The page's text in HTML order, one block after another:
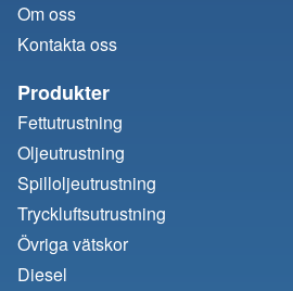
Om oss
Kontakta oss
Produkter
Fettutrustning
Oljeutrustning
Spilloljeutrustning
Tryckluftsutrustning
Övriga vätskor
Diesel